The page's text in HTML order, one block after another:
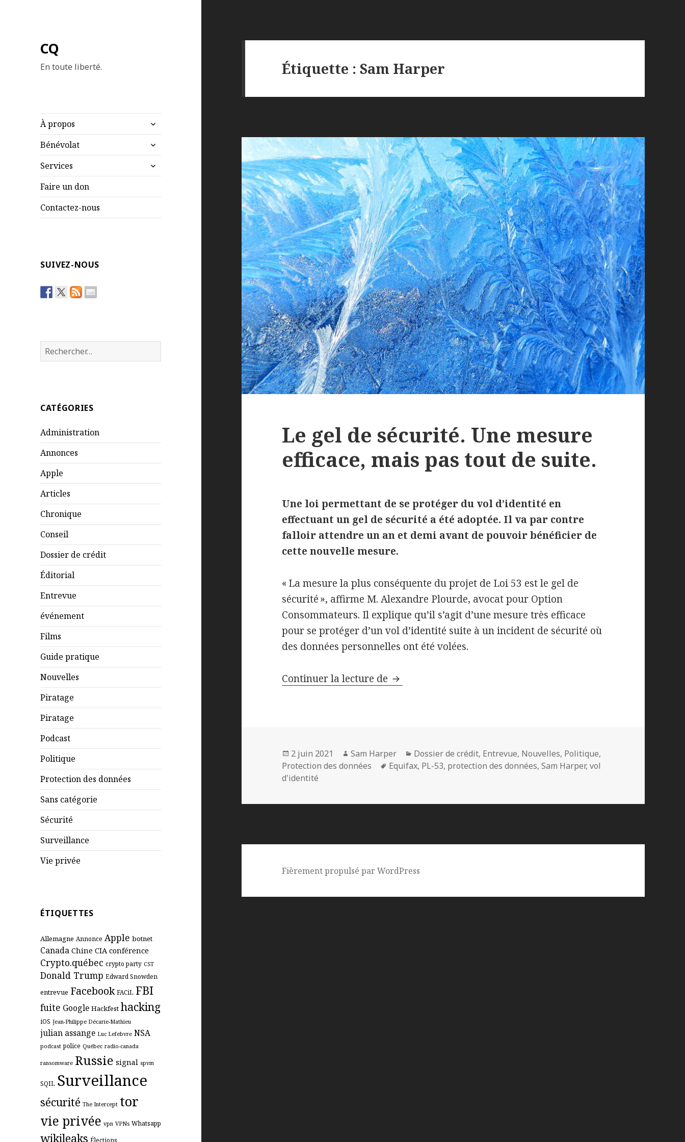
CQ
En toute liberté.
À propos
ouvrir
le
sous-
menu
Bénévolat
ouvrir
le
sous-
menu
Services
ouvrir
le
menu
Faire un don
Contactez-nous
SUIVEZ-NOUS
Rechercher :
CATÉGORIES
Administration
Annonces
Apple
Articles
Chronique
Conseil
Dossier de crédit
Éditorial
Entrevue
événement
Films
Guide pratique
Nouvelles
Piratage
Piratage
Podcast
Politique
Protection des données
Sans catégorie
Sécurité
Surveillance
Vie privée
ÉTIQUETTES
Allemagne Annonce Apple botnet
Canada Chine CIA conférence
Crypto.québec crypto party CST
Donald Trump Edward Snowden
entrevue Facebook FACiL FBI
fuite Google Hackfest hacking
iOS Jean-Philippe Décarie-Mathieu
julian assange Luc Lefebvre NSA
podcast police Québec radio-canada
ransomware Russie signal spvm
SQIL Surveillance
sécurité The Intercept tor
vie privée vpn VPNs Whatsapp
wikileaks Élections
Étiquette :Sam Harper
Le gel de sécurité. Une mesure
efficace, mais pas tout de suite.
Une loi permettant de se protéger du vol d’identité en
effectuant un gel de sécurité a été adoptée. Il va par contre
falloir attendre un an et demi avant de pouvoir bénéficier de
cette nouvelle mesure.
« La mesure la plus conséquente du projet de Loi 53 est le gel de
sécurité », affirme M. Alexandre Plourde, avocat pour Option
Consommateurs. Il explique qu’il s’agit d’une mesure très efficace
pour se protéger d’un vol d’identité suite à un incident de sécurité où
des données personnelles ont été volées.
Continuer la lecture de Le gel de sécurité. Une mesure efficace, mais pas tout de suite.
Publié
le
2 juin 2021 Auteur
Sam Harper Catégories
Dossier de crédit, Entrevue, Nouvelles, Politique,
Protection des données
Mots-
Equifax, PL-53, protection des données,Sam Harper,vol
d'identité
Fièrement propulsé par WordPress